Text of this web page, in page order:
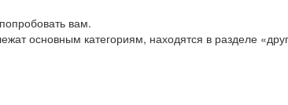
вам.
основным категориям, находятся в разделе